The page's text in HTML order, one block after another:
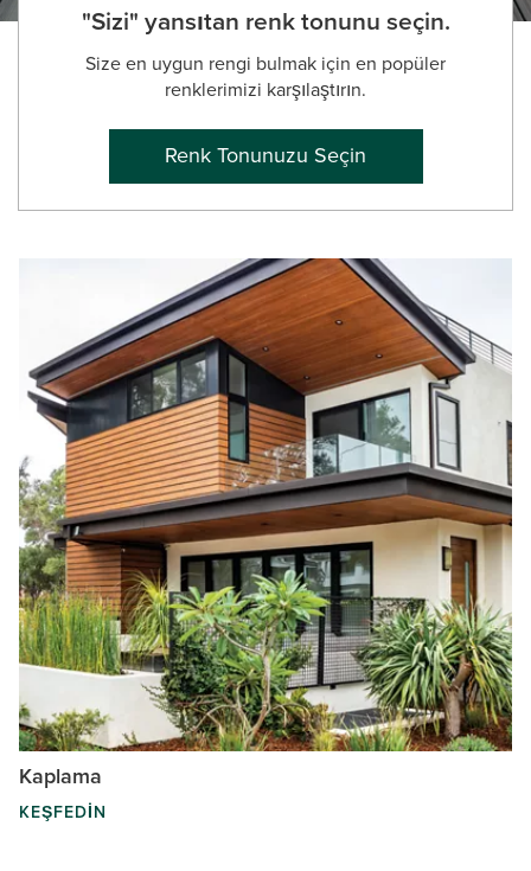
"Sizi" yansıtan renk tonunu seçin.
Size en uygun rengi bulmak için en popüler
renklerimizi karşılaştırın.
Renk Tonunuzu Seçin
Kaplama
KEŞFEDIN